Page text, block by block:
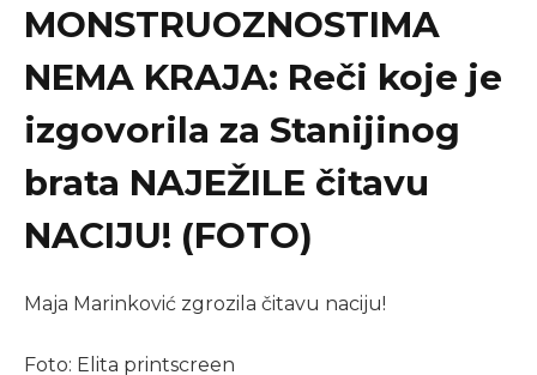
MONSTRUOZNOSTIMA
NEMA KRAJA: Reči koje je
izgovorila za Stanijinog
brata NAJEŽILE čitavu
NACIJU! (FOTO)
Maja Marinković zgrozila čitavu naciju!
Foto: Elita printscreen